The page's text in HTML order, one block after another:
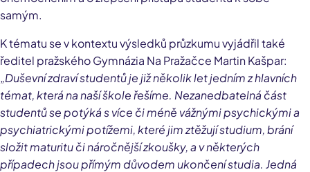
samým.
K tématu se v kontextu výsledků průzkumu vyjádřil také
ředitel pražského Gymnázia Na Pražačce Martin Kašpar:
„Duševní zdraví studentů je již několik let jedním z hlavních
témat, která na naší škole řešíme. Nezanedbatelná část
studentů se potýká s více či méně vážnými psychickými a
psychiatrickými potížemi, které jim ztěžují studium, brání
složit maturitu či náročnější zkoušky, a v některých
případech jsou přímým důvodem ukončení studia. Jedná